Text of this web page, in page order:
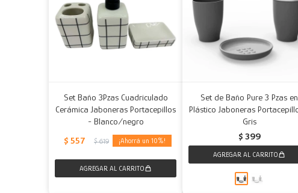
Set Baño 3Pzas Cuadriculado
Cerámica Jaboneras Portacepillos
- Blanco/negro
$ 557 $ 619 10
Set de Baño Pure 3 Pzas en
Plástico Jaboneras
Gris
$ 399